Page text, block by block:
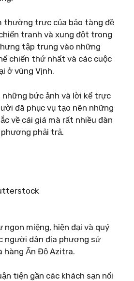
thường trực của bảo tàng đề
tranh và xung đột trong
tập trung vào những
chiến thứ nhất và các cuộc
ở vùng Vịnh.
những bức ảnh và lời kể trực
đã phục vụ tạo nên những
về cái giá mà rất nhiều đàn
phải trả.
ngon miệng, hiện đại và quý
người dân địa phương sử
hàng Ấn Độ Azitra.
tiện gần các khách sạn nổi